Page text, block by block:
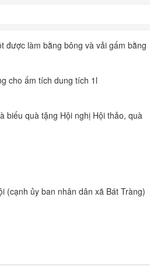
được làm bằng bông và vải gấm bằng
cho ấm tích dung tích 1l
biếu quà tặng Hội nghị Hội thảo, quà
(cạnh ủy ban nhân dân xã Bát Tràng)